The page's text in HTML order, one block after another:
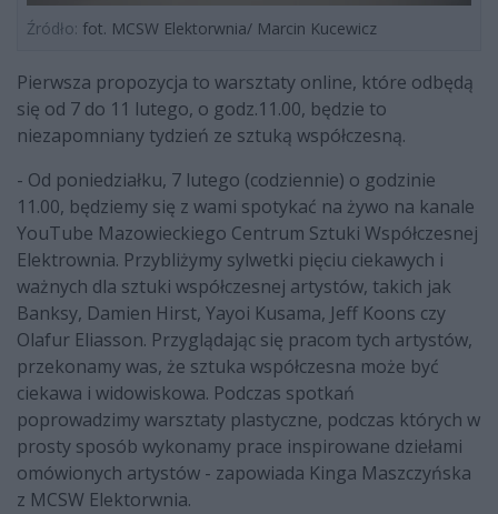
Źródło: fot. MCSW Elektorwnia/ Marcin Kucewicz
Pierwsza propozycja to warsztaty online, które odbędą
się od 7 do 11 lutego, o godz.11.00, będzie to
niezapomniany tydzień ze sztuką współczesną.
- Od poniedziałku, 7 lutego (codziennie) o godzinie
11.00, będziemy się z wami spotykać na żywo na kanale
YouTube Mazowieckiego Centrum Sztuki Współczesnej
Elektrownia. Przybliżymy sylwetki pięciu ciekawych i
ważnych dla sztuki współczesnej artystów, takich jak
Banksy, Damien Hirst, Yayoi Kusama, Jeff Koons czy
Olafur Eliasson. Przyglądając się pracom tych artystów,
przekonamy was, że sztuka współczesna może być
ciekawa i widowiskowa. Podczas spotkań
poprowadzimy warsztaty plastyczne, podczas których w
prosty sposób wykonamy prace inspirowane dziełami
omówionych artystów - zapowiada Kinga Maszczyńska
z MCSW Elektorwnia.